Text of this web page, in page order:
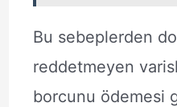
Bu sebeplerden
reddetmeyen
borcunu ödemesi